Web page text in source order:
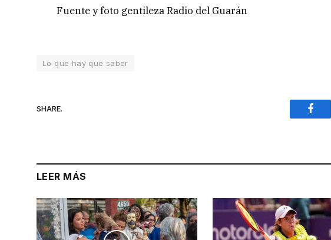
Fuente y foto gentileza Radio del Guarán
Lo que hay que saber
SHARE.
LEER MÁS